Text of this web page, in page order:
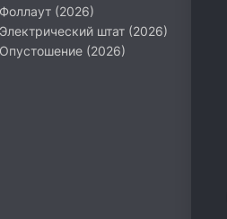
Фоллаут (2026)
Электрический штат (2026)
Опустошение (2026)